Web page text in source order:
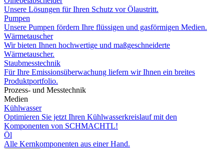
Unsere Lösungen für Ihren Schutz vor Ölaustritt.
Pumpen
Unsere Pumpen fördern Ihre flüssigen und gasförmigen Medien.
Wärmetauscher
Wir bieten Ihnen hochwertige und maßgeschneiderte
Wärmetauscher.
Staubmesstechnik
Für Ihre Emissionsüberwachung liefern wir Ihnen ein breites
Produktportfolio.
Prozess- und Messtechnik
Medien
Kühlwasser
Optimieren Sie jetzt Ihren Kühlwasserkreislauf mit den
Komponenten von SCHMACHTL!
Öl
Alle Kernkomponenten aus einer Hand.